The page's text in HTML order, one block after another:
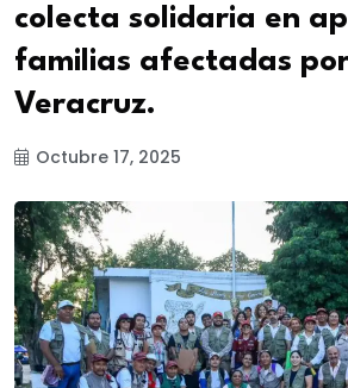
colecta solidaria en
familias afectadas
Veracruz.
Octubre 17, 2025